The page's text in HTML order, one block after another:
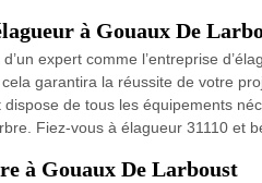
à Gouaux De
expert comme l’entreprise
garantira la réussite de votre
de tous les équipements
Fiez-vous à élagueur 31110 et
à Gouaux De Larboust